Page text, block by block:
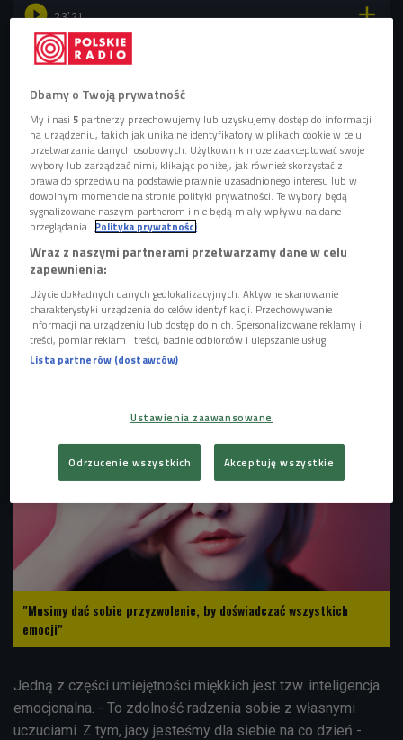
 23'21 
Umiejętności miękkie gwarantem lepszej pracy? (Dajesz
radę/Czwórka)
zdjęcie ilustracyjne Foto: nd3000/Shutterstock.com
"Musimy dać sobie przyzwolenie, by doświadczać wszystkich
emocji"
Jedną z części umiejętności miękkich jest tzw. inteligencja
emocjonalna. - To zdolność radzenia sobie z własnymi
uczuciami. Z tym, jacy jesteśmy dla siebie na co dzień -
Dbamy o Twoją prywatność
My i nasi 5 partnerzy przechowujemy lub uzyskujemy dostęp do informacji
na urządzeniu, takich jak unikalne identyfikatory w plikach cookie w celu
przetwarzania danych osobowych. Użytkownik może zaakceptować swoje
wybory lub zarządzać nimi, klikając poniżej, jak również skorzystać z
prawa do sprzeciwu na podstawie prawnie uzasadnionego interesu lub w
dowolnym momencie na stronie polityki prywatności. Te wybory będą
sygnalizowane naszym partnerom i nie będą miały wpływu na dane
przeglądania.
Polityka prywatności
Wraz z naszymi partnerami przetwarzamy dane w celu
zapewnienia:
Użycie dokładnych danych geolokalizacyjnych. Aktywne skanowanie
charakterystyki urządzenia do celów identyfikacji. Przechowywanie
informacji na urządzeniu lub dostęp do nich. Spersonalizowane reklamy i
treści, pomiar reklam i treści, badnie odbiorców i ulepszanie usług.
Lista partnerów (dostawców)
Ustawienia zaawansowane
Odrzucenie wszystkich Akceptuję wszystkie